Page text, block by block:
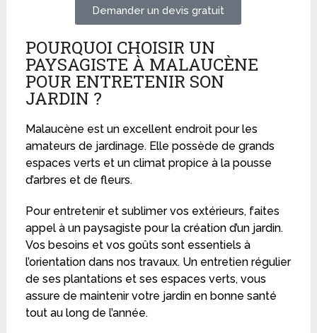
Demander un devis gratuit
POURQUOI CHOISIR UN
PAYSAGISTE À MALAUCÈNE
POUR ENTRETENIR SON
JARDIN ?
Malaucène est un excellent endroit pour les
amateurs de jardinage. Elle possède de grands
espaces verts et un climat propice à la pousse
d’arbres et de fleurs.
Pour entretenir et sublimer vos extérieurs, faites
appel à un paysagiste pour la création d’un jardin.
Vos besoins et vos goûts sont essentiels à
l’orientation dans nos travaux. Un entretien régulier
de ses plantations et ses espaces verts, vous
assure de maintenir votre jardin en bonne santé
tout au long de l’année.